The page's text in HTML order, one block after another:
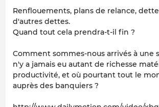
Renflouements, plans de relance,
d'autres dettes.
Quand tout cela prendra-t-il fin ?
Comment sommes-nous arrivés à une
n'y a jamais eu autant de richesse
productivité, et où pourtant tout le
auprès des banquiers ?